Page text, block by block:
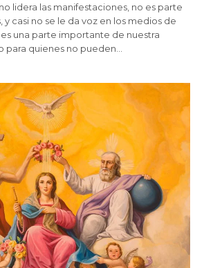
lidera las manifestaciones, no es parte
y casi no se le da voz en los medios de
una parte importante de nuestra
para quienes no pueden…